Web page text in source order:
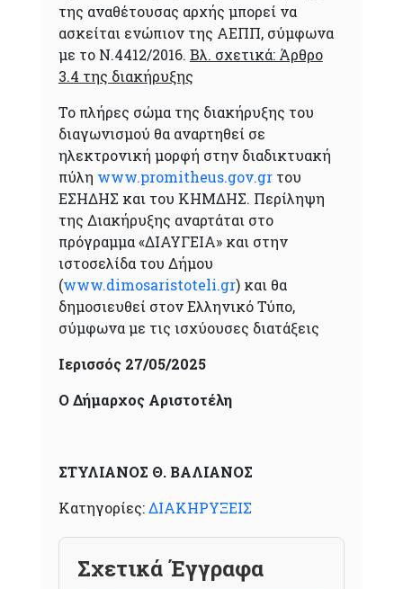
της αναθέτουσας αρχής μπορεί να
ασκείται ενώπιον της ΑΕΠΠ, σύμφωνα
με το Ν.4412/2016. Βλ. σχετικά: Άρθρο
3.4 της διακήρυξης
Το πλήρες σώμα της διακήρυξης του
διαγωνισμού θα αναρτηθεί σε
ηλεκτρονική μορφή στην διαδικτυακή
πύλη www.promitheus.gov.grτου
ΕΣΗΔΗΣ και του ΚΗΜΔΗΣ. Περίληψη
της Διακήρυξης αναρτάται στο
πρόγραμμα «ΔΙΑΥΓΕΙΑ» και στην
ιστοσελίδα του Δήμου
(www.dimosaristoteli.gr) και θα
δημοσιευθεί στον Ελληνικό Τύπο,
σύμφωνα με τις ισχύουσες διατάξεις
Ιερισσός 27/05/2025
Ο Δήμαρχος Αριστοτέλη
ΣΤΥΛΙΑΝΟΣ Θ. ΒΑΛΙΑΝΟΣ
Κατηγορίες:ΔΙΑΚΗΡΥΞΕΙΣ
Σχετικά Έγγραφα